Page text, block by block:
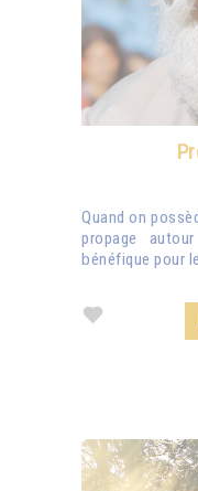
Quand on
propage
bénéfique pour